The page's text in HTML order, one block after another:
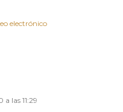
electrónico
a las 11:29